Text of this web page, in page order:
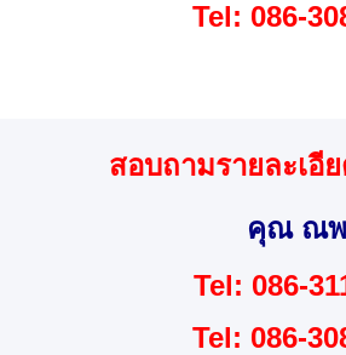
Tel: 086-
สอบถามรายละเอี
คุณ ณ
Tel: 086-
Tel: 086-